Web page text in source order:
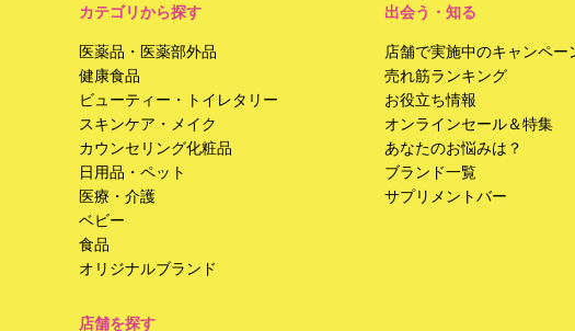
カテゴリから探す
医薬品・医薬部外品
健康食品
ビューティー・トイレタリー
スキンケア・メイク
カウンセリング化粧品
日用品・ペット
医療・介護
ベビー
食品
オリジナルブランド
店舗を探す
出会う・知る
店舗で実施中のキャンペー
売れ筋ランキング
お役立ち情報
オンラインセール＆特集
あなたのお悩みは？
ブランド一覧
サプリメントバー